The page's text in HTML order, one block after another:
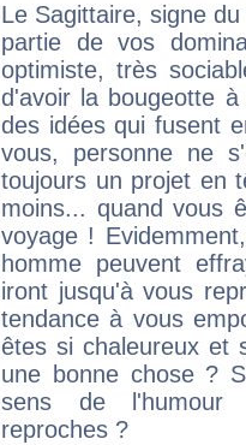
Le Sagittaire, signe
partie de vos
optimiste, très
d'avoir la bougeotte
des idées qui fusent
vous, personne ne
toujours un projet en
moins... quand vous
voyage !
homme peuvent
iront jusqu'à vous
tendance à vous
êtes si chaleureux et
une bonne chose ?
sens de l'humour
reproches ?